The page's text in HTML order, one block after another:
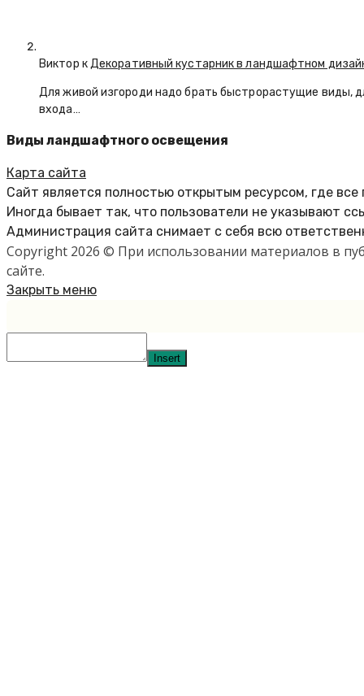
Виктор кДекоративный кустарник в ландшафтном
Для живой изгороди надо брать быстрорастущие виды,
входа…
Виды ландшафтного освещения
Карта сайта
Сайт является полностью открытым ресурсом, где
Иногда бывает так, что пользователи не указывают
Администрация сайта снимает с себя всю
Copyright 2026 © При использовании материалов в
сайте.
Закрыть меню
Insert